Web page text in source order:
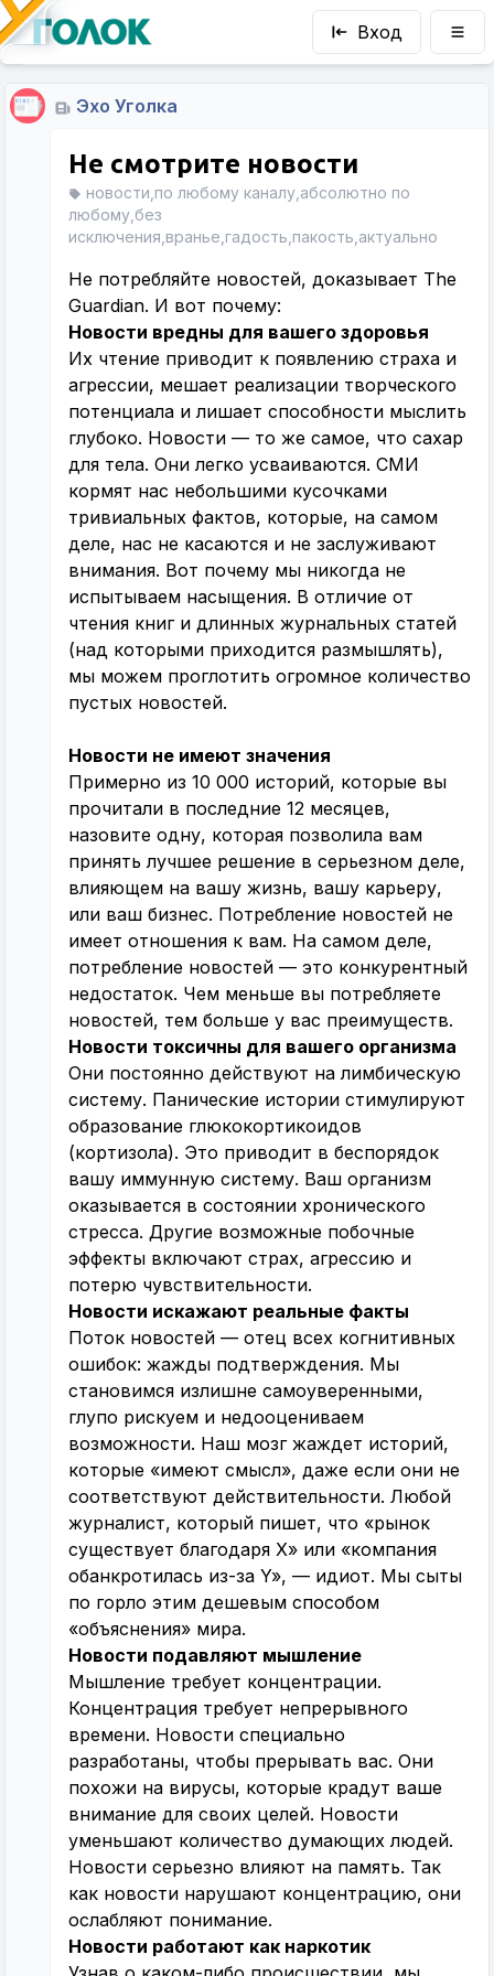
Вход
Эхо Уголка
Не смотрите новости
новости,по любому каналу,абсолютно по
любому,без
исключения,вранье,гадость,пакость,актуально
Не потребляйте новостей, доказывает The
Guardian. И вот почему:
Новости вредны для вашего здоровья
Их чтение приводит к появлению страха и
агрессии, мешает реализации творческого
потенциала и лишает способности мыслить
глубоко. Новости — то же самое, что сахар
для тела. Они легко усваиваются. СМИ
кормят нас небольшими кусочками
тривиальных фактов, которые, на самом
деле, нас не касаются и не заслуживают
внимания. Вот почему мы никогда не
испытываем насыщения. В отличие от
чтения книг и длинных журнальных статей
(над которыми приходится размышлять),
мы можем проглотить огромное количество
пустых новостей.
Новости не имеют значения
Примерно из 10 000 историй, которые вы
прочитали в последние 12 месяцев,
назовите одну, которая позволила вам
принять лучшее решение в серьезном деле,
влияющем на вашу жизнь, вашу карьеру,
или ваш бизнес. Потребление новостей не
имеет отношения к вам. На самом деле,
потребление новостей — это конкурентный
недостаток. Чем меньше вы потребляете
новостей, тем больше у вас преимуществ.
Новости токсичны для вашего организма
Они постоянно действуют на лимбическую
систему. Панические истории стимулируют
образование глюкокортикоидов
(кортизола). Это приводит в беспорядок
вашу иммунную систему. Ваш организм
оказывается в состоянии хронического
стресса. Другие возможные побочные
эффекты включают страх, агрессию и
потерю чувствительности.
Новости искажают реальные факты
Поток новостей — отец всех когнитивных
ошибок: жажды подтверждения. Мы
становимся излишне самоуверенными,
глупо рискуем и недооцениваем
возможности. Наш мозг жаждет историй,
которые «имеют смысл», даже если они не
соответствуют действительности. Любой
журналист, который пишет, что «рынок
существует благодаря X» или «компания
обанкротилась из-за Y», — идиот. Мы сыты
по горло этим дешевым способом
«объяснения» мира.
Новости подавляют мышление
Мышление требует концентрации.
Концентрация требует непрерывного
времени. Новости специально
разработаны, чтобы прерывать вас. Они
похожи на вирусы, которые крадут ваше
внимание для своих целей. Новости
уменьшают количество думающих людей.
Новости серьезно влияют на память. Так
как новости нарушают концентрацию, они
ослабляют понимание.
Новости работают как наркотик